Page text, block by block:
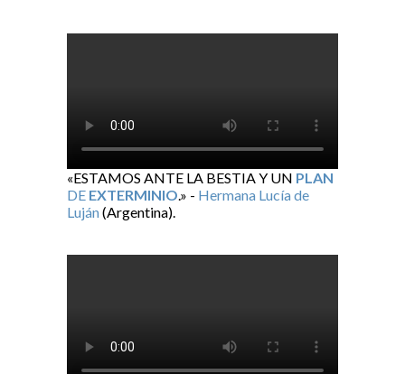
«ESTAMOS ANTE LA BESTIA Y UN PLAN
DE EXTERMINIO .» - Hermana Lucía de
Luján(Argentina).